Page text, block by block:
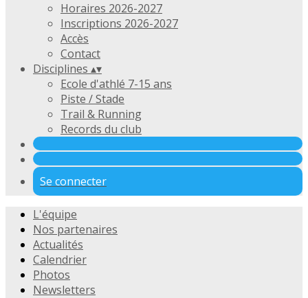
Horaires 2026-2027
Inscriptions 2026-2027
Accès
Contact
Disciplines ▴▾
Ecole d'athlé 7-15 ans
Piste / Stade
Trail & Running
Records du club
Se connecter
L'équipe
Nos partenaires
Actualités
Calendrier
Photos
Newsletters